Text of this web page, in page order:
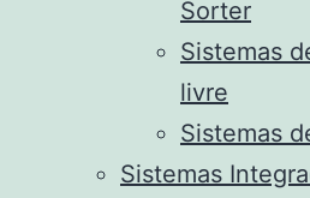
Sorter
Sistemas
livre
Sistemas
Sistemas